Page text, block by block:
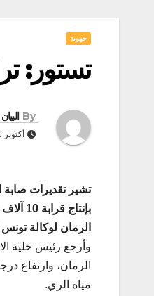
جهوية
تستور:
By البيان
أكتوبر 21, 2023
الرمان لوكالة تونس
وأرجع رئيس خلية
الرمان، وارتفاع
مياه الري.